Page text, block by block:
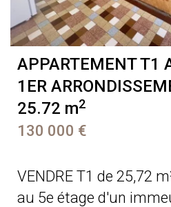
APPARTEMENT T1
1ER
25.72 m2
130 000 €
VENDRE T1 de 25,72
au 5e étage d'un